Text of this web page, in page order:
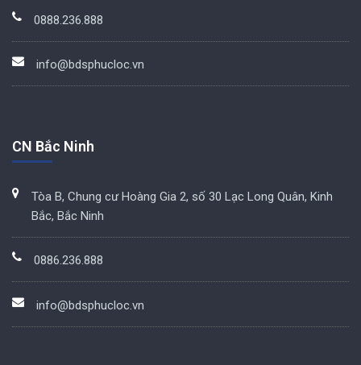
0888.236.888
info@bdsphucloc.vn
CN Bắc Ninh
Tòa B, Chung cư Hoàng Gia 2, số 30 Lạc Long Quân, Kinh
Bắc, Bắc Ninh
0886.236.888
info@bdsphucloc.vn